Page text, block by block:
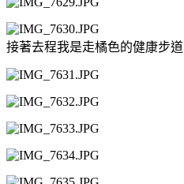
接著去程我是走橘色的健康步道